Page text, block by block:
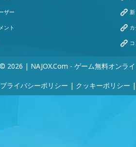
© 2026 | NAJOX.com - ゲーム無料オンラ
プライバシーポリシー | クッキーポリシー